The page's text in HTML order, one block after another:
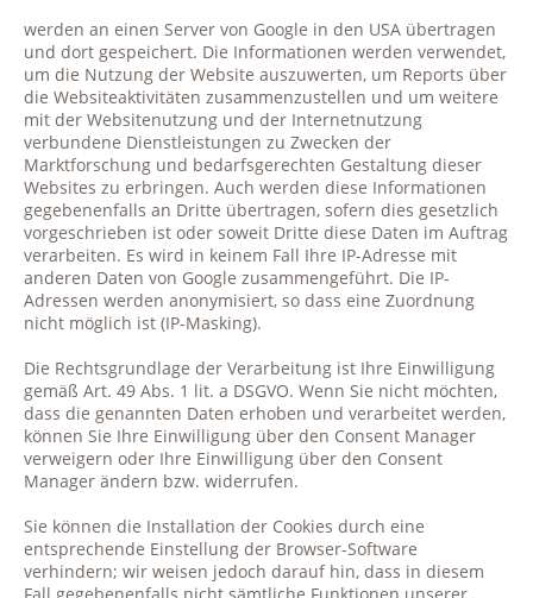
werden an einen Server von Google in den USA übertragen
und dort gespeichert. Die Informationen werden verwendet,
um die Nutzung der Website auszuwerten, um Reports über
die Websiteaktivitäten zusammenzustellen und um weitere
mit der Websitenutzung und der Internetnutzung
verbundene Dienstleistungen zu Zwecken der
Marktforschung und bedarfsgerechten Gestaltung dieser
Websites zu erbringen. Auch werden diese Informationen
gegebenenfalls an Dritte übertragen, sofern dies gesetzlich
vorgeschrieben ist oder soweit Dritte diese Daten im Auftrag
verarbeiten. Es wird in keinem Fall Ihre IP-Adresse mit
anderen Daten von Google zusammengeführt. Die IP-
Adressen werden anonymisiert, so dass eine Zuordnung
nicht möglich ist (IP-Masking).
Die Rechtsgrundlage der Verarbeitung ist Ihre Einwilligung
gemäß Art. 49 Abs. 1 lit. a DSGVO. Wenn Sie nicht möchten,
dass die genannten Daten erhoben und verarbeitet werden,
können Sie Ihre Einwilligung über den Consent Manager
verweigern oder Ihre Einwilligung über den Consent
Manager ändern bzw. widerrufen.
Sie können die Installation der Cookies durch eine
entsprechende Einstellung der Browser-Software
verhindern; wir weisen jedoch darauf hin, dass in diesem